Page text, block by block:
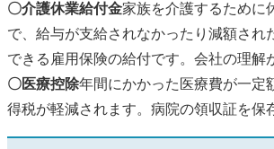
〇介護休業給付金家族を介護するために
で、給与が支給されなかったり減額され
できる雇用保険の給付です。会社の理解
〇医療控除年間にかかった医療費が一定
得税が軽減されます。病院の領収証を保